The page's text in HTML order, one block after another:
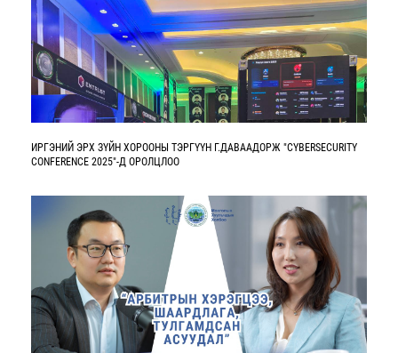
ИРГЭНИЙ ЭРХ ЗҮЙН ХОРООНЫ ТЭРГҮҮН Г.ДАВААДОРЖ "CYBERSECURITY
CONFERENCE 2025"-Д ОРОЛЦЛОО